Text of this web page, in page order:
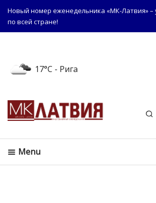
Новый номер еженедельника «МК-Латвия» –
по всей стране!
17°C - Рига
Menu